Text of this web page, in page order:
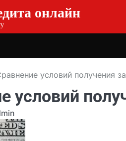
онлайн
условий получения
условий